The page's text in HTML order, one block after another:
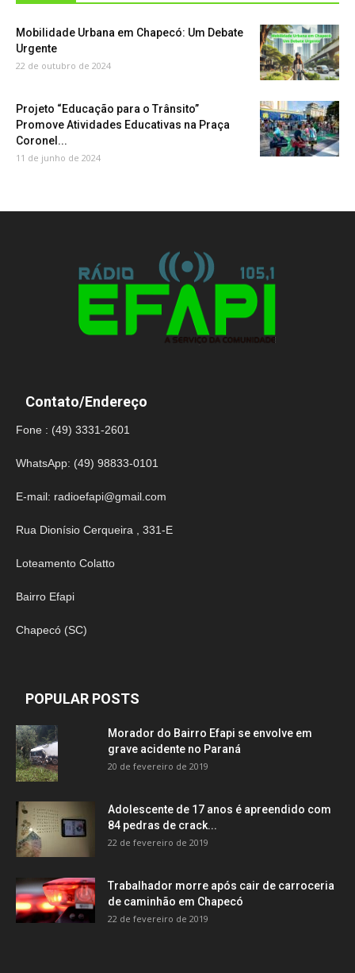
Mobilidade Urbana em Chapecó: Um Debate
Urgente
22 de outubro de 2024
Projeto “Educação para o Trânsito”
Promove Atividades Educativas na Praça
Coronel...
11 de junho de 2024
Contato/Endereço
Fone : (49) 3331-2601
WhatsApp: (49) 98833-0101
E-mail: radioefapi@gmail.com
Rua Dionísio Cerqueira , 331-E
Loteamento Colatto
Bairro Efapi
Chapecó (SC)
POPULAR POSTS
Morador do Bairro Efapi se envolve em
grave acidente no Paraná
20 de fevereiro de 2019
Adolescente de 17 anos é apreendido com
84 pedras de crack...
22 de fevereiro de 2019
Trabalhador morre após cair de carroceria
de caminhão em Chapecó
22 de fevereiro de 2019